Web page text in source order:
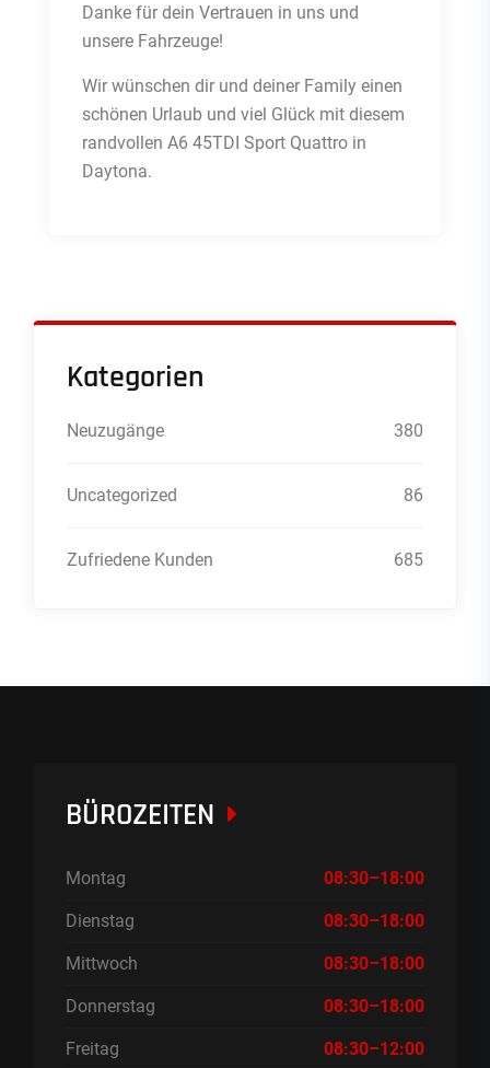
Danke für dein Vertrauen in uns und
unsere Fahrzeuge!
Wir wünschen dir und deiner Family einen
schönen Urlaub und viel Glück mit diesem
randvollen A6 45TDI Sport Quattro in
Daytona.
Kategorien
Neuzugänge 380
Uncategorized 86
Zufriedene Kunden 685
BÜROZEITEN
Montag 08:30–18:00
Dienstag 08:30–18:00
Mittwoch 08:30–18:00
Donnerstag 08:30–18:00
Freitag 08:30–12:00